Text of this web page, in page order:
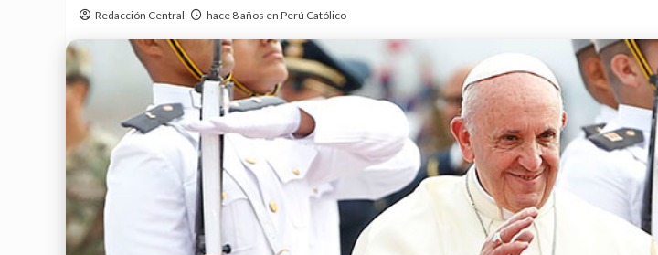
Redacción Central hace 8 años en Perú Católico